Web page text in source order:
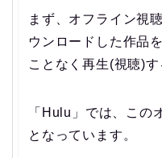
まず、オフライン視
ウンロードした作品
ことなく再生(視聴)す
「Hulu」では、この
となっています。